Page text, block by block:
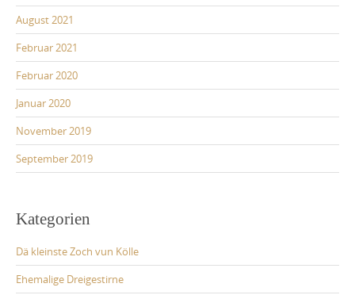
August 2021
Februar 2021
Februar 2020
Januar 2020
November 2019
September 2019
Kategorien
Dä kleinste Zoch vun Kölle
Ehemalige Dreigestirne